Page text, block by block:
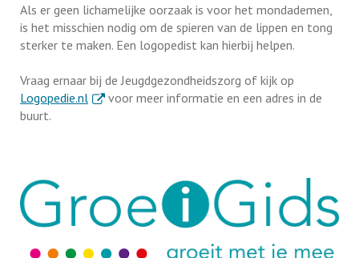
Als er geen lichamelijke oorzaak is voor het mondademen,
is het misschien nodig om de spieren van de lippen en tong
sterker te maken. Een logopedist kan hierbij helpen.
Vraag ernaar bij de Jeugdgezondheidszorg of kijk op
Logopedie.nl. Externe link
voor meer informatie en een adres in de
buurt.